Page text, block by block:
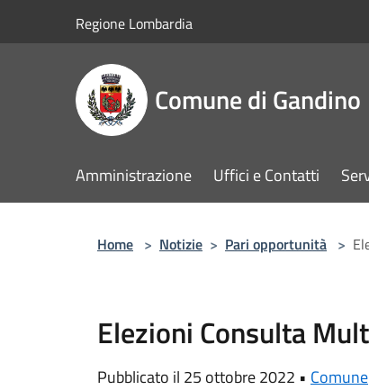
Regione Lombardia
Comune di Gandino
Amministrazione Uffici e Contatti
Home > Notizie > Pari opportunità >
Elezioni Consulta
Pubblicato il 25 ottobre 2022 • Comune